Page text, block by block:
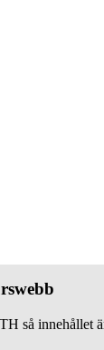
så innehållet